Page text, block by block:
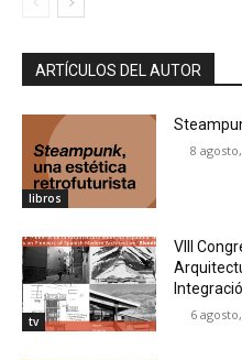
ARTÍCULOS DEL AUTOR
libros
8
tv
VIII
6